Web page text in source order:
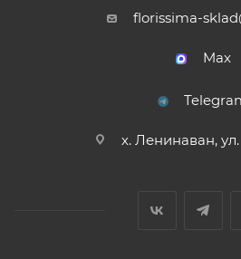
florissima-
Max
х. Ленинаван,